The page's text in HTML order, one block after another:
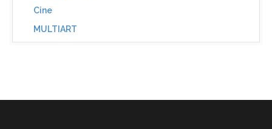
Cine
MULTIART